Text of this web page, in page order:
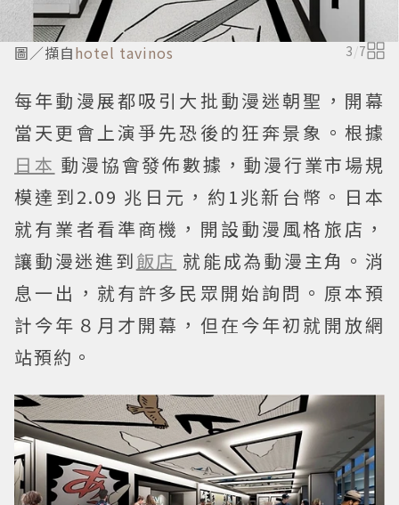
圖／擷自hotel tavinos 3 /7
每年動漫展都吸引大批動漫迷朝聖，開幕
當天更會上演爭先恐後的狂奔景象。根據
日本 動漫協會發佈數據，動漫行業市場規
模達到2.09 兆日元，約1兆新台幣。日本
就有業者看準商機，開設動漫風格旅店，
讓動漫迷進到飯店 就能成為動漫主角。消
息一出，就有許多民眾開始詢問。原本預
計今年８月才開幕，但在今年初就開放網
站預約。